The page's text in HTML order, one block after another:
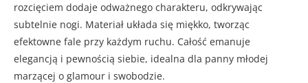
rozcięciem dodaje odważnego charakteru, odkrywając
subtelnie nogi. Materiał układa się miękko, tworząc
efektowne fale przy każdym ruchu. Całość emanuje
elegancją i pewnością siebie, idealna dla panny młodej
marzącej o glamour i swobodzie.